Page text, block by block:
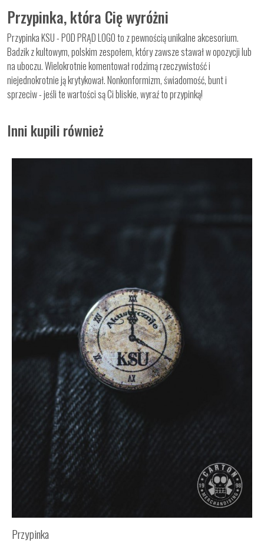
Przypinka, która Cię wyróżni
Przypinka KSU - POD PRĄD LOGO to z pewnością unikalne akcesorium.
Badzik z kultowym, polskim zespołem, który zawsze stawał w opozycji lub
na uboczu. Wielokrotnie komentował rodzimą rzeczywistość i
niejednokrotnie ją krytykował. Nonkonformizm, świadomość, bunt i
sprzeciw - jeśli te wartości są Ci bliskie, wyraź to przypinką!
Inni kupili również
Przypinka